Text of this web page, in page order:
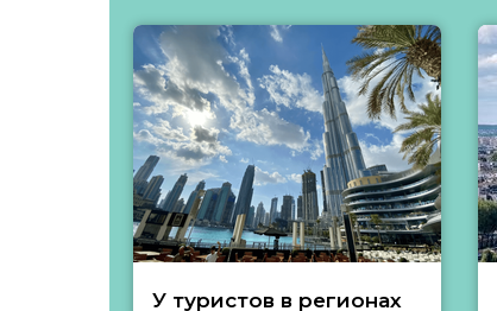
У туристов в регионах